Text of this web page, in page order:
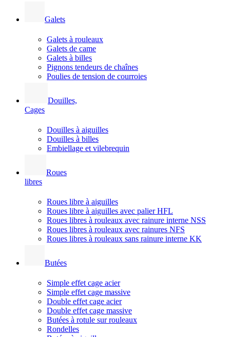
Galets
Galets à rouleaux
Galets de came
Galets à billes
Pignons tendeurs de chaînes
Poulies de tension de courroies
Douilles,
Cages
Douilles à aiguilles
Douilles à billes
Embiellage et vilebrequin
Roues
libres
Roues libre à aiguilles
Roues libre à aiguilles avec palier HFL
Roues libres à rouleaux avec rainure interne NSS
Roues libres à rouleaux avec rainures NFS
Roues libres à rouleaux sans rainure interne KK
Butées
Simple effet cage acier
Simple effet cage massive
Double effet cage acier
Double effet cage massive
Butées à rotule sur rouleaux
Rondelles